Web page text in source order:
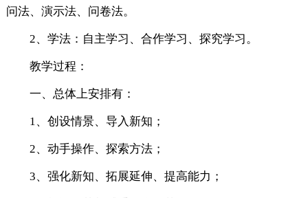
问法、演示法、问卷法。
2、学法：自主学习、合作学习、探究学习。
教学过程：
一、总体上安排有：
1、创设情景、导入新知；
2、动手操作、探索方法；
3、强化新知、拓展延伸、提高能力；